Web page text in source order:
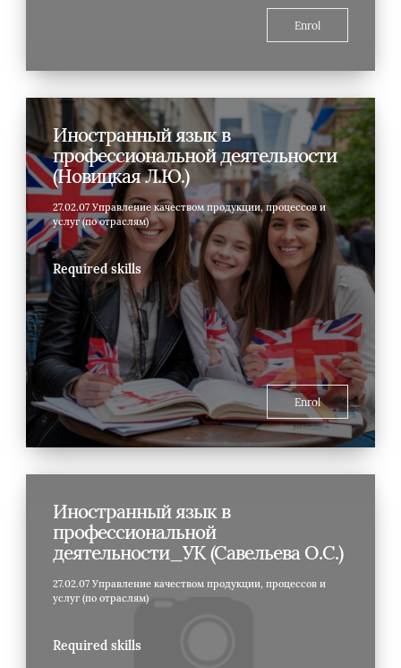
Enrol
Иностранный язык в
профессиональной деятельности
(Новицкая Л.Ю.)
27.02.07 Управление качеством продукции, процессов и
услуг (по отраслям)
Required skills
Enrol
Иностранный язык в
профессиональной
деятельности_УК (Савельева О.С.)
27.02.07 Управление качеством продукции, процессов и
услуг (по отраслям)
Required skills